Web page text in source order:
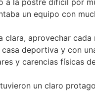
a la postre difícil por
un equipo con
clara, aprovechar
deportiva y con
y carencias físicas
un claro